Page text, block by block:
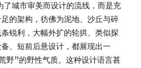
了城市审美而设计的流线，而是充
的架构，彷佛为泥地、沙丘与碎
锐利，大幅外扩的轮拱、类似探
、短前后悬设计，都展现出一
野”的野性气质。这种设计语言甚